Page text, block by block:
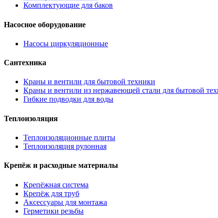
Комплектующие для баков
Насосное оборудование
Насосы циркуляционные
Сантехника
Краны и вентили для бытовой техники
Краны и вентили из нержавеющей стали для бытовой
Гибкие подводки для воды
Теплоизоляция
Теплоизоляционные плиты
Теплоизоляция рулонная
Крепёж и расходные материалы
Крепёжная система
Крепёж для труб
Аксессуары для монтажа
Герметики резьбы